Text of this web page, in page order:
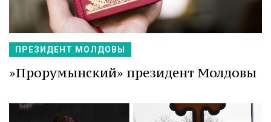
ПРЕЗИДЕНТ МОЛДОВЫ
»Прорумынский» президент Молдовы